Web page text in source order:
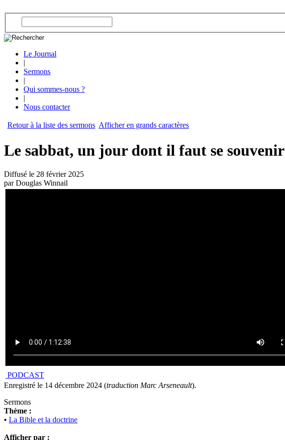
Le Journal
|
Sermons
|
Qui sommes-nous ?
|
Nous contacter
Retour à la liste des sermons Afficher en grands caractères
Le sabbat, un jour dont il faut se souvenir
Diffusé le 28 février 2025
par Douglas Winnail
PODCAST
Enregistré le 14 décembre 2024 (traduction Marc Arseneault).
Sermons
Thème :
• La Bible et la doctrine
Afficher par :